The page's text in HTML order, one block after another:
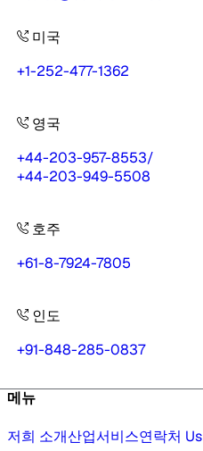
미국
+1-252-477-1362
영국
+44-203-957-8553/
+44-203-949-5508
호주
+61-8-7924-7805
인도
+91-848-285-0837
메뉴
저희 소개산업서비스연락처 Us